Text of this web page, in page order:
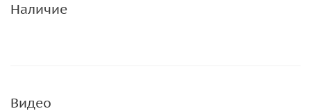
Наличие
Видео